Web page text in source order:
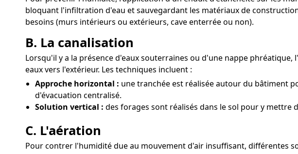
bloquant l'infiltration d'eau et sauvegardant les matériaux de
besoins (murs intérieurs ou extérieurs, cave enterrée ou non).
B. La canalisation
Lorsqu'il y a la présence d'eaux souterraines ou d'une nappe
eaux vers l'extérieur. Les techniques incluent :
Approche horizontal : une tranchée est réalisée autour du bâtiment
d'évacuation centralisé.
Solution vertical : des forages sont réalisés dans le sol pour y mettre
C. L'aération
Pour contrer l'humidité due au mouvement d'air insuffisant, différentes